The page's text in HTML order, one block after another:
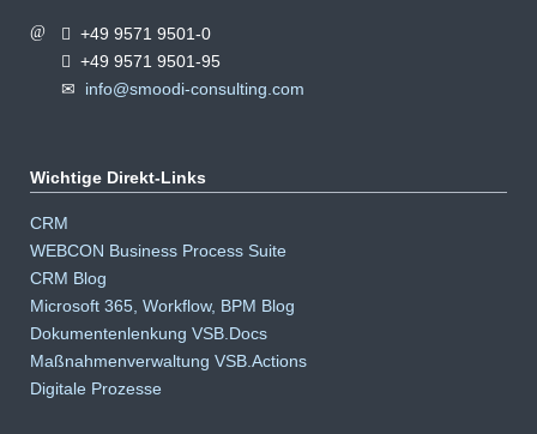
+49 9571 9501-0
+49 9571 9501-95
info@smoodi-consulting.com
Wichtige Direkt-Links
Navigation
überspringen
CRM
WEBCON Business Process Suite
CRM Blog
Microsoft 365, Workflow, BPM Blog
Dokumentenlenkung VSB.Docs
Maßnahmenverwaltung VSB.Actions
Digitale Prozesse